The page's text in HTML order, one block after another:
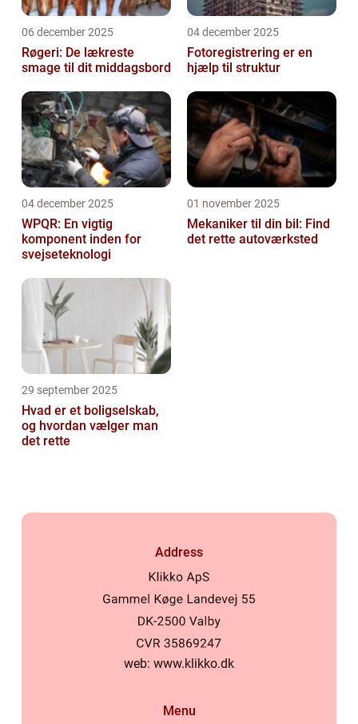
06 december 2025
Røgeri: De lækreste
smage til dit middagsbord
04 december 2025
Fotoregistrering er en
hjælp til struktur
04 december 2025
WPQR: En vigtig
komponent inden for
svejseteknologi
01 november 2025
Mekaniker til din bil: Find
det rette autoværksted
29 september 2025
Hvad er et boligselskab,
og hvordan vælger man
det rette
Address
web: www.klikko.dk
Menu